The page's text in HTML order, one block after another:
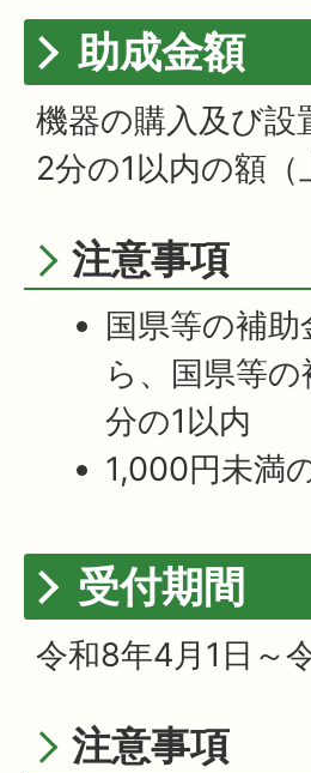
助成金額
機器の購入及び
2分の1以内の額（
注意事項
国県等の補
ら、国県等
分の1以内
1,000円未満
受付期間
令和8年4月1日～
注意事項